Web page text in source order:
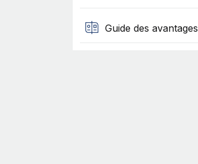
Guide des avantages